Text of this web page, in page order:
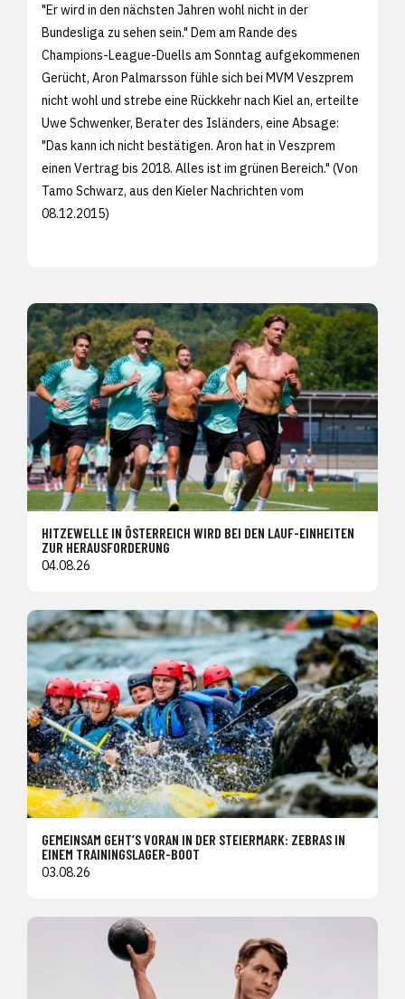
"Er wird in den nächsten Jahren wohl nicht in der
Bundesliga zu sehen sein." Dem am Rande des
Champions-League-Duells am Sonntag aufgekommenen
Gerücht, Aron Palmarsson fühle sich bei MVM Veszprem
nicht wohl und strebe eine Rückkehr nach Kiel an, erteilte
Uwe Schwenker, Berater des Isländers, eine Absage:
"Das kann ich nicht bestätigen. Aron hat in Veszprem
einen Vertrag bis 2018. Alles ist im grünen Bereich." (Von
Tamo Schwarz, aus den Kieler Nachrichten vom
08.12.2015)
HITZEWELLE IN ÖSTERREICH WIRD BEI DEN LAUF-EINHEITEN
ZUR HERAUSFORDERUNG
04.08.26
GEMEINSAM GEHT’S VORAN IN DER STEIERMARK: ZEBRAS IN
EINEM TRAININGSLAGER-BOOT
03.08.26